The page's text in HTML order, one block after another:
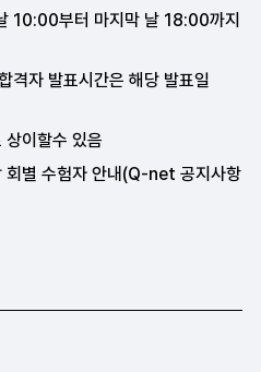
10:00부터 마지막 날 18:00까지
격자 발표시간은 해당 발표일
상이할수 있음
회별 수험자 안내(Q-net 공지사항